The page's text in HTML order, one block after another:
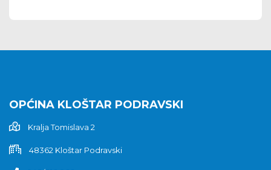
OPĆINA KLOŠTAR PODRAVSKI
Kralja Tomislava 2
48362 Kloštar Podravski